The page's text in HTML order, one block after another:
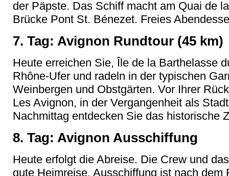
der Päpste. Das Schiff macht am Quai de
Brücke Pont St. Bénezet. Freies
7. Tag: Avignon Rundtour (45 km)
Heute erreichen Sie, Île de la Barthelasse
Rhône-Ufer und radeln in der typischen
Weinbergen und Obstgärten. Vor Ihrer
Les Avignon, in der Vergangenheit als
Nachmittag entdecken Sie das historische
8. Tag: Avignon Ausschiffung
Heute erfolgt die Abreise. Die Crew und
gute Heimreise. Ausschiffung ist nach dem